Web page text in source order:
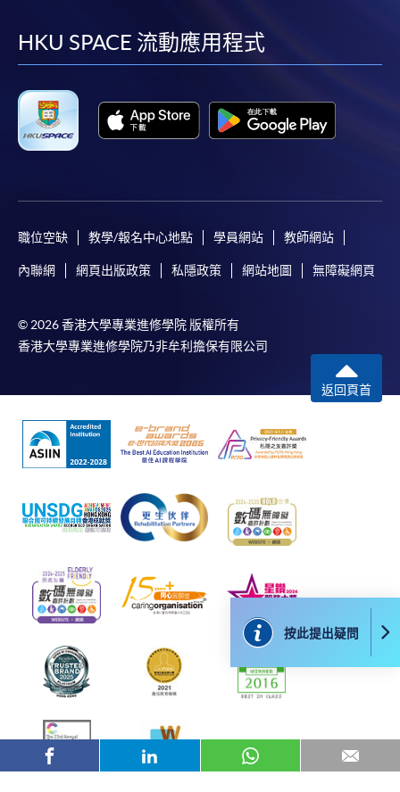
凡以「先到先得」為取錄方式的課程，請填妥
SF26報名表，親往報名中心或以郵遞方式連同學
[ 下載報名表SF26
往報名中心或以郵遞方式遞交。
​學院為學歷頒授課程特設「註冊及學費通知」，適
課程負責人會為學員送上「註冊及學費通知」
(「通知」)，請填妥有關「通知」，並親往報名中
心或以郵遞方式，遞交「通知」及繳交所需費用。
有關繳費詳情，請參閱付款方法。如對報名程序有任
何疑問，請詳閱個別課程資料，或聯絡有關課程負責
課程/科目報名注意事項:
選用網上報名服務必須在已接駁互聯網及支援
JavaScript程式瀏覽器的電腦上進行。建議選用
Google Chrome瀏覽器。
必須重新開始整個申請程序。
網上報名只支援「提早報讀優惠」。如需享用其他
按此提出疑問
折
facebook
youtube
linkedin
HKU SPACE 流動應用程式
職位空缺 教學/報名中心地點 學員網站 教師網站
內聯網 網頁出版政策 私隱政策 網站地圖 無障礙網頁
© 2026 香港大學專業進修學院 版權所有
香港大學專業進修學院乃非牟利擔保有限公司
返回頁首